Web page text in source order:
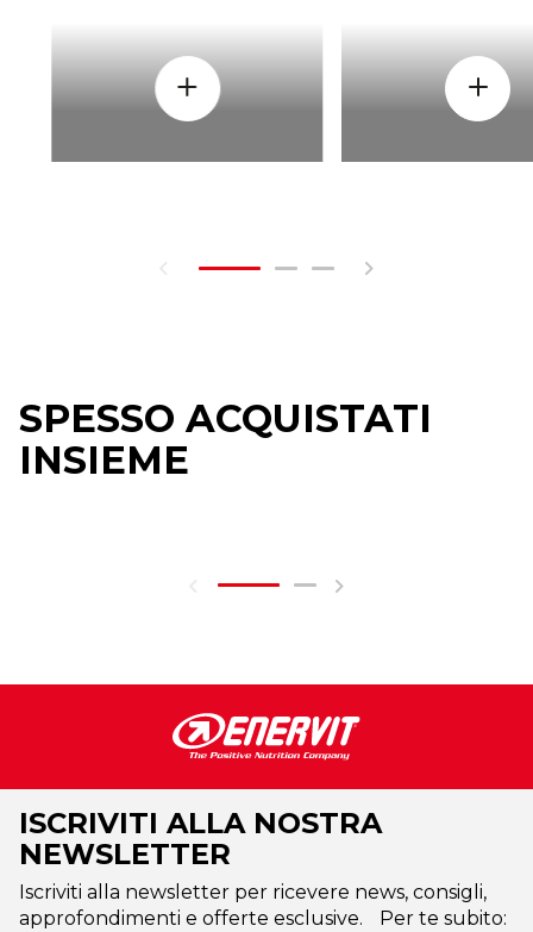
SPESSO ACQUISTATI
INSIEME
ISCRIVITI ALLA NOSTRA
NEWSLETTER
Iscriviti alla newsletter per ricevere news, consigli,
approfondimenti e offerte esclusive. Per te subito: